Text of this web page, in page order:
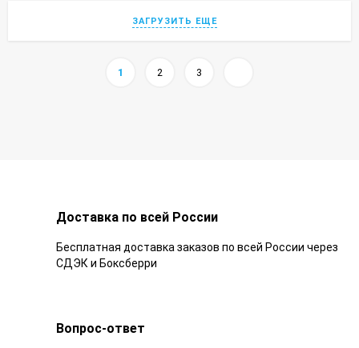
ЗАГРУЗИТЬ ЕЩЕ
1 2 3
Доставка по всей России
Бесплатная доставка заказов по всей России через
СДЭК и Боксберри
Вопрос-ответ